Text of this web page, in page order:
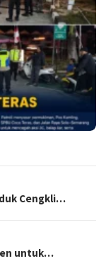
Cengkli…
untuk…